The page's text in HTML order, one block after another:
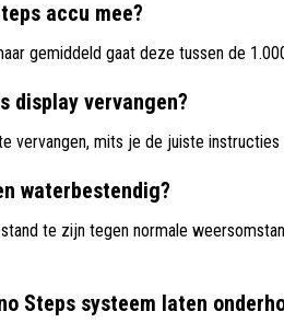
accu mee?
gemiddeld gaat deze tussen de
display vervangen?
vervangen, mits je de juiste
waterbestendig?
te zijn tegen normale
Steps systeem laten